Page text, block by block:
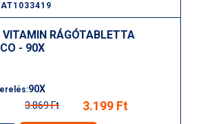
VITAMIN RÁGÓTABLETTA
- 90X
90X
3.869 Ft
3.199 Ft